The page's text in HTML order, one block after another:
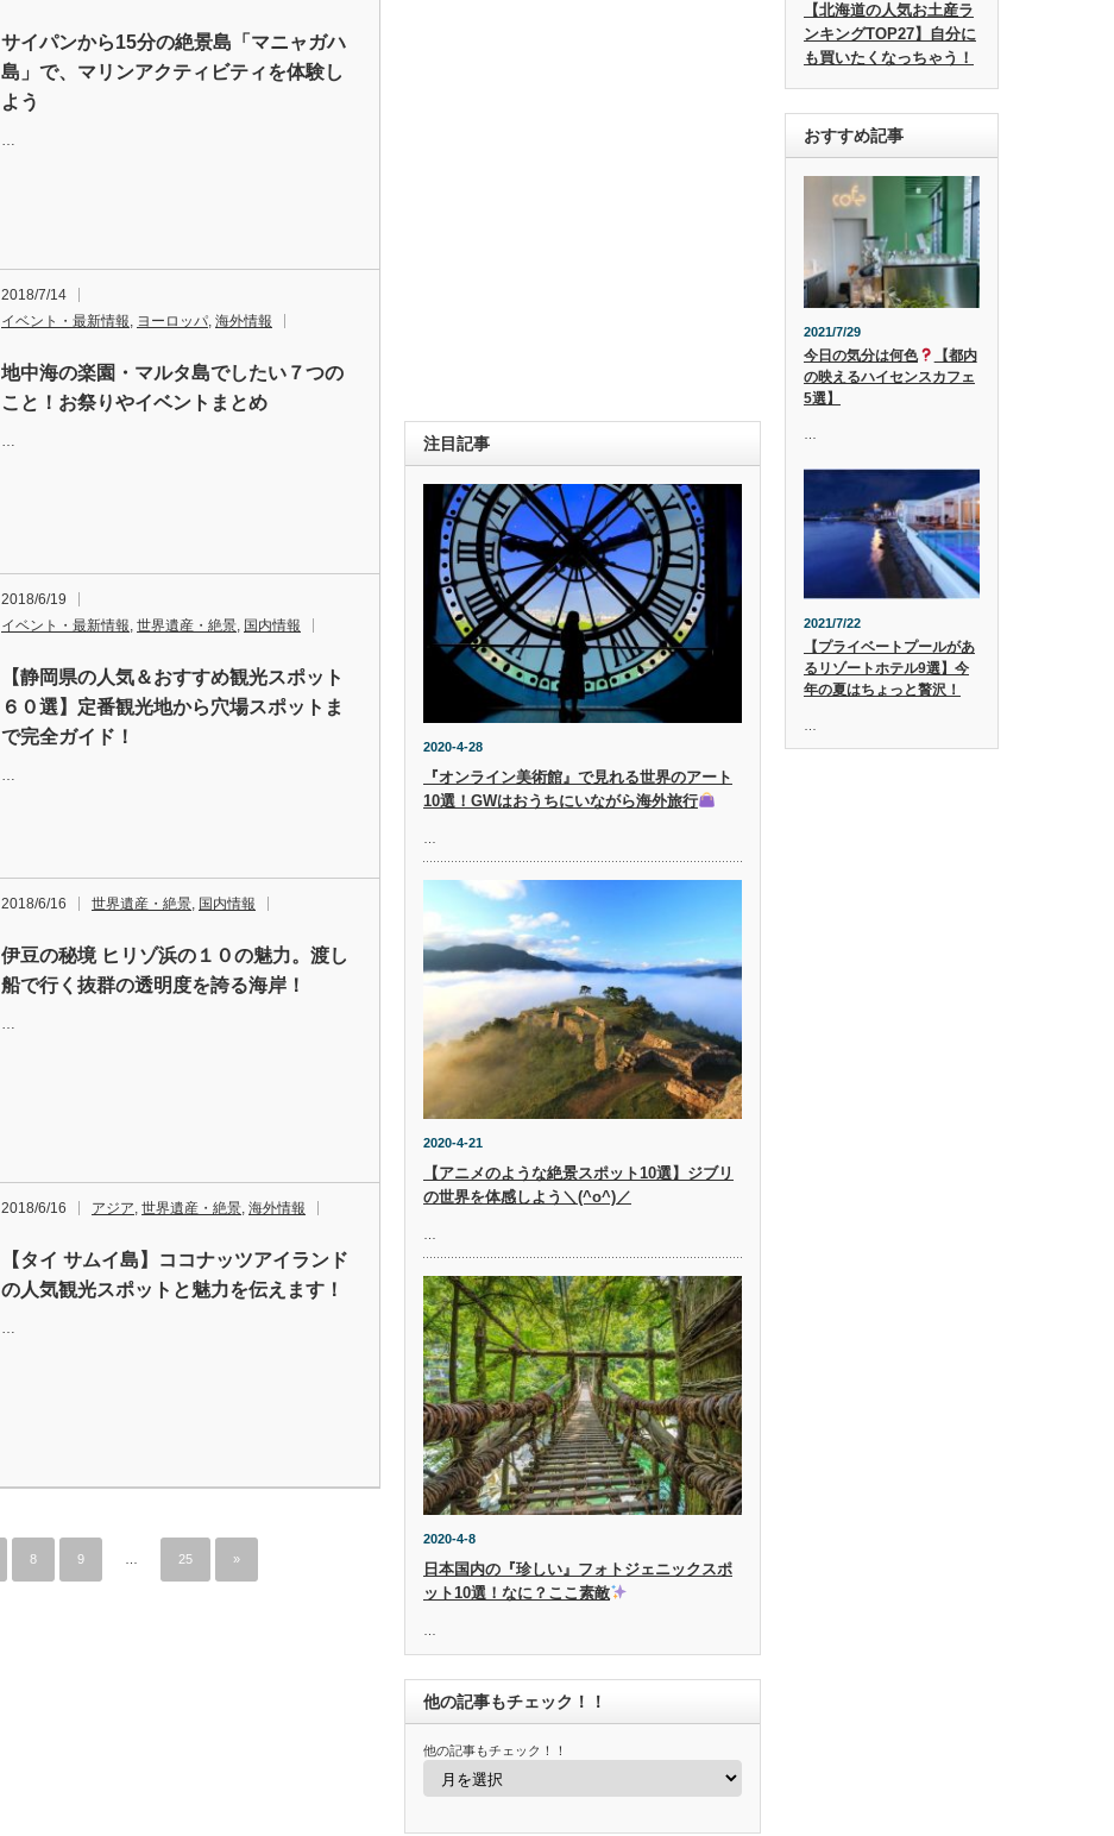
サイパンから15分の絶景島「マニャガハ
島」で、マリンアクティビティを体験し
よう
…
2018/7/14
イベント・最新情報, ヨーロッパ, 海外情報
地中海の楽園・マルタ島でしたい７つの
こと！お祭りやイベントまとめ
…
2018/6/19
イベント・最新情報, 世界遺産・絶景, 国内情報
【静岡県の人気＆おすすめ観光スポット
６０選】定番観光地から穴場スポットま
で完全ガイド！
…
2018/6/16 世界遺産・絶景, 国内情報
伊豆の秘境 ​ヒリゾ浜の１０の魅力。渡し
船で行く抜群の透明度を誇る海岸！
…
2018/6/16 アジア, 世界遺産・絶景, 海外情報
【タイ サムイ島】ココナッツアイランド
の人気観光スポットと魅力を伝えます！
…
8 9 25 »
注目記事
2020-4-28
『オンライン美術館』で見れる世界のアート
10選！GWはおうちにいながら海外旅行
2020-4-21
【アニメのような絶景スポット10選】ジブリ
の世界を体感しよう＼(^o^)／
2020-4-8
日本国内の『珍しい』フォトジェニックスポ
ット10選！なに？ここ素敵
他の記事もチェック！！
他の記事もチェック！！
【北海道の人気お土産ラ
ンキングTOP27】自分に
も買いたくなっちゃう！
おすすめ記事
2021/7/29
今日の気分は何色
【都内
の映えるハイセンスカフェ
5選】
2021/7/22
【プライベートプールがあ
るリゾートホテル9選】今
年の夏はちょっと贅沢！